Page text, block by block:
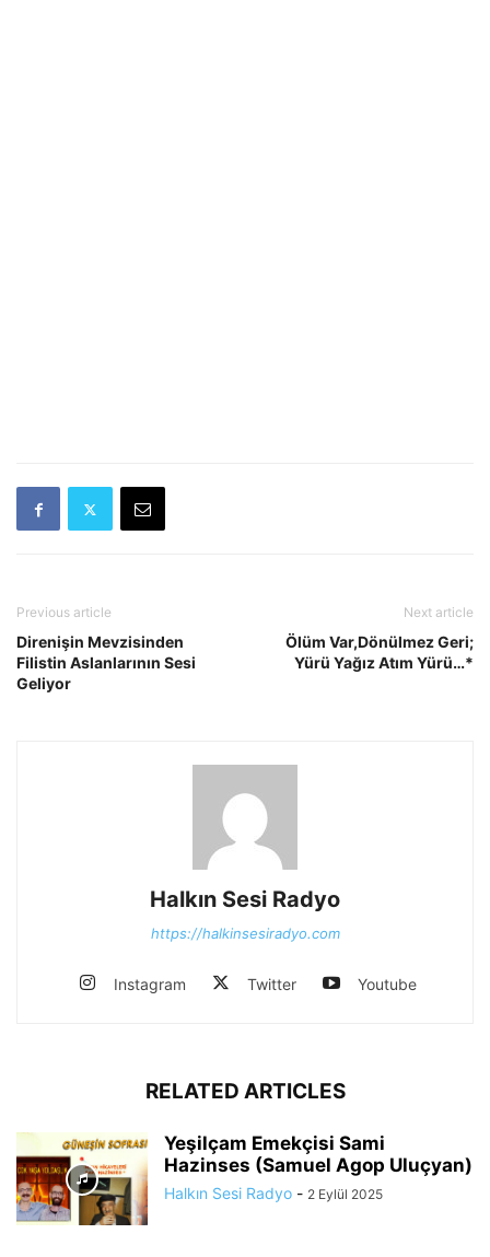
Previous article
Direnişin Mevzisinden
Filistin Aslanlarının Sesi
Geliyor
Next article
Ölüm Var,Dönülmez Geri;
Yürü Yağız Atım Yürü…*
Halkın Sesi Radyo
https://halkinsesiradyo.com
Instagram Twitter Youtube
RELATED ARTICLES
Yeşilçam Emekçisi Sami
Hazinses (Samuel Agop Uluçyan)
Halkın Sesi Radyo - 2 Eylül 2025